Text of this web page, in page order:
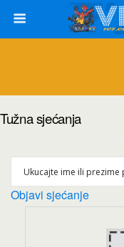
Tužna sjećanja
Objavi sjećanje